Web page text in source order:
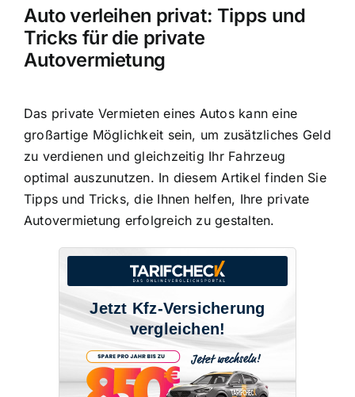
Auto verleihen privat: Tipps und
Tricks für die private
Autovermietung
Das private Vermieten eines Autos kann eine
großartige Möglichkeit sein, um zusätzliches Geld
zu verdienenund gleichzeitig Ihr Fahrzeug
optimal auszunutzen. In diesem Artikel finden Sie
Tipps und Tricks, die Ihnen helfen, Ihre private
Autovermietung erfolgreich zu gestalten.
Jetzt Kfz-Versicherung
vergleichen!